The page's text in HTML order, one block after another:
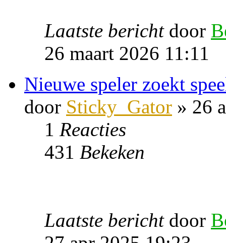
Laatste bericht door
26 maart 2026 11:11
Nieuwe speler zoekt
door Sticky_Gator » 26
1 Reacties
431 Bekeken
Laatste bericht door